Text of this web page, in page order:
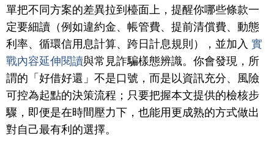
單把不同方案的差異拉到檯面上，提醒你哪些條款一
定要細讀（例如違約金、帳管費、提前清償費、動態
利率、循環信用息計算、跨日計息規則），並加入 實
戰內容延伸閱讀與常見詐騙樣態辨識。你會發現，所
謂的「好借好還」不是口號，而是以資訊充分、風險
可控為起點的決策流程；只要把握本文提供的檢核步
驟，即便是在時間壓力下，也能用更成熟的方式做出
對自己最有利的選擇。